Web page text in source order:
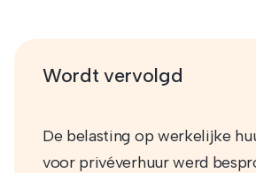
Wordt vervolgd
De belasting op werkelijke
voor privéverhuur werd